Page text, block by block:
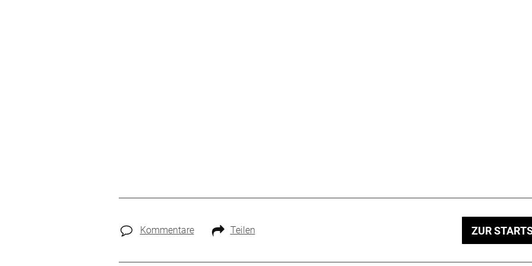
Kommentare Teilen ZUR